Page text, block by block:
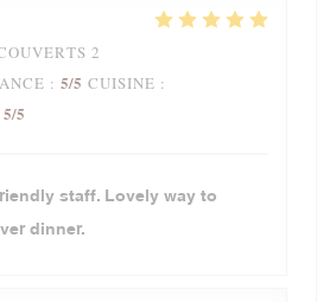
2
: 5/5 CUISINE :
5/5
staff. Lovely way to
dinner.